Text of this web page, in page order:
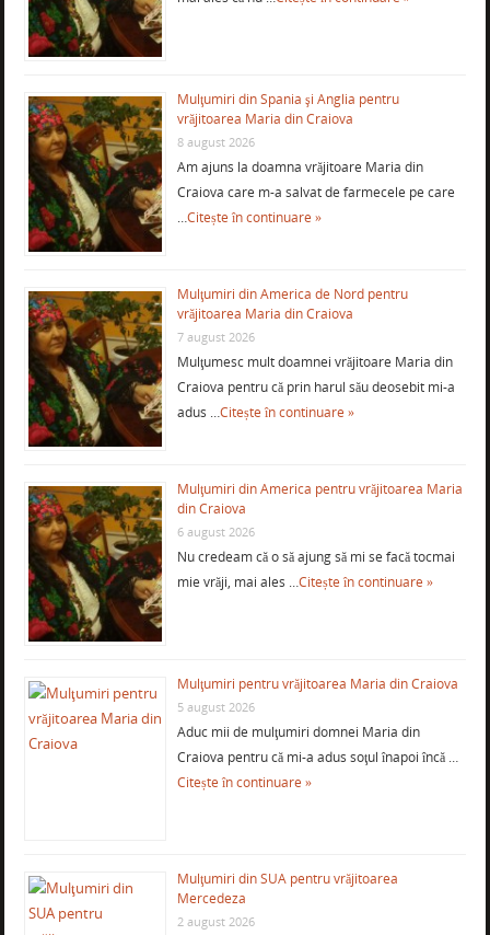
Mulţumiri din Spania şi Anglia pentru
vrăjitoarea Maria din Craiova
8 august 2026
Am ajuns la doamna vrăjitoare Maria din
Craiova care m-a salvat de farmecele pe care
…Citește în continuare »
Mulţumiri din America de Nord pentru
vrăjitoarea Maria din Craiova
7 august 2026
Mulţumesc mult doamnei vrăjitoare Maria din
Craiova pentru că prin harul său deosebit mi-a
adus …Citește în continuare »
Mulţumiri din America pentru vrăjitoarea Maria
din Craiova
6 august 2026
Nu credeam că o să ajung să mi se facă tocmai
mie vrăji, mai ales …Citește în continuare »
Mulţumiri pentru vrăjitoarea Maria din Craiova
5 august 2026
Aduc mii de mulţumiri domnei Maria din
Craiova pentru că mi-a adus soţul înapoi încă …
Citește în continuare »
Mulţumiri din SUA pentru vrăjitoarea
Mercedeza
2 august 2026